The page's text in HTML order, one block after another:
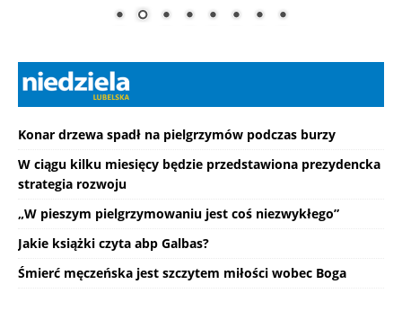
Konar drzewa spadł na pielgrzymów podczas burzy
W ciągu kilku miesięcy będzie przedstawiona prezydencka
strategia rozwoju
„W pieszym pielgrzymowaniu jest coś niezwykłego”
Jakie książki czyta abp Galbas?
Śmierć męczeńska jest szczytem miłości wobec Boga